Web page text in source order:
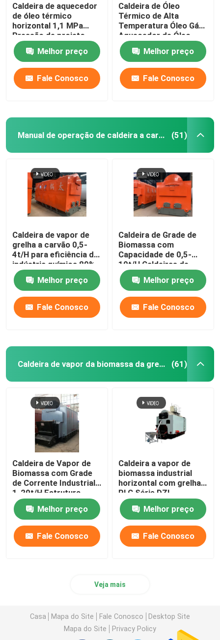
Caldeira de aquecedor
de óleo térmico
horizontal 1,1 MPa
Pressão de projeto
96% de eficiência
térmicaMelhor preço
Fale Conosco
Caldeira de Óleo
Térmico de Alta
Temperatura Óleo Gás
Aquecedor de Óleo
Quente Horizontal
Melhor preço
Fale Conosco
Manual de operação de caldeira a carvão (51)
Caldeira de vapor de
grelha a carvão 0,5-
4t/H para eficiência da
indústria química 89%
Melhor preço
Fale Conosco
Caldeira de Grade de
Biomassa com
Capacidade de 0,5-
10t/H Caldeiras de
Vapor de Biomassa
com Controle PLC
Melhor preço
Fale Conosco
Caldeira de vapor da biomassa da grelha da corrente (61)
Caldeira de Vapor de
Biomassa com Grade
de Corrente Industrial
1-20t/H Estrutura
Horizontal
Melhor preço
Fale Conosco
Caldeira a vapor de
biomassa industrial
horizontal com grelha
PLC Série DZL
Melhor preço
Fale Conosco
Veja mais
Casa Mapa do Site Fale Conosco
Desktop Site
Mapa do Site
Privacy Policy